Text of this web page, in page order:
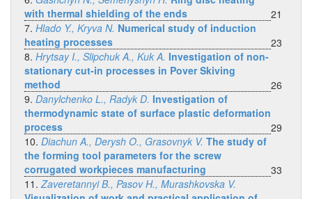
with thermal shielding of the ends
21
7. Hlado Y., Kryva N. Numerical study of induction
heating processes
23
8. Hrytsay I., Slipchuk A., Kuk A. Investigation of non-
stationary cut-in processes in Pover Skiving
method
26
9. Danylchenko L., Radyk D. Investigation of
thermodynamic state of surface plastic deformation
process
29
10. Diachun A., Derysh O., Grasovnyk V. The study of
the forming tool parameters for the screw
corrugated workpieces manufacturing
33
11.Zaveretannyi B., Pasov H., Murashkovska V.